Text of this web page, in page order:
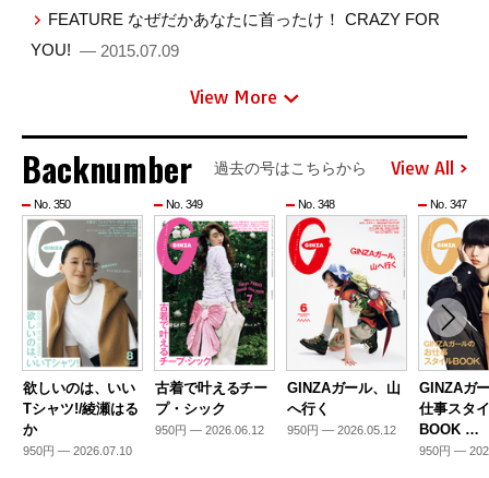
FEATURE なぜだかあなたに首ったけ！ CRAZY FOR
YOU! — 2015.07.09
View More
Backnumber 過去の号はこちらから View All
No. 350
欲しいのは、いい
Tシャツ!/綾瀬はる
か
950円 — 2026.07.10
No. 349
古着で叶えるチー
プ・シック
950円 — 2026.06.12
No. 348
GINZAガール、山
へ行く
950円 — 2026.05.12
No. 347
GINZAガ
仕事スタ
BOOK …
950円 —